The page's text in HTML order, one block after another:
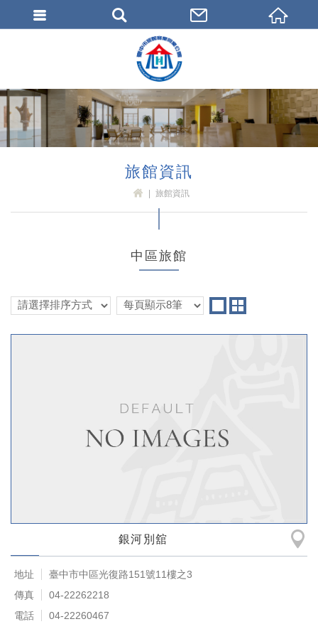
旅館資訊
旅館資訊
中區旅館
銀河別舘
地址
臺中市中區光復路151號11樓之3
傳真
04-22262218
電話
04-22260467